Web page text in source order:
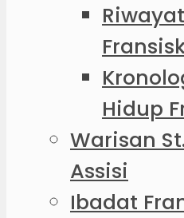
Hidup
Warisan
Assisi
Ibadat